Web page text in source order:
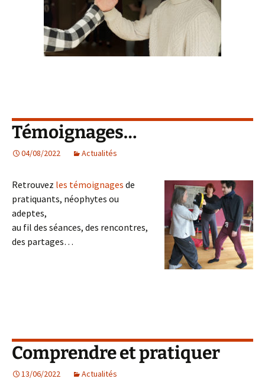
Témoignages…
04/08/2022 Actualités
Retrouvez les témoignages de
pratiquants, néophytes ou
adeptes,
au fil des séances, des rencontres,
des partages…
Comprendre et pratiquer
13/06/2022 Actualités